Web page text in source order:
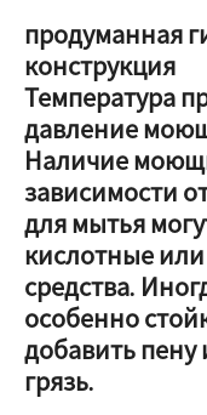
продуманная
конструкция
Температура
давление
Наличие
зависимости
для мытья
кислотные
средства.
особенно
добавить
грязь.